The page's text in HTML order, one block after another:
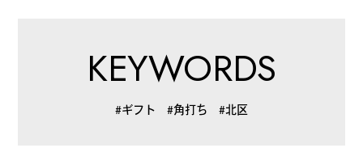
KEYWORDS
#ギフト #角打ち #北区